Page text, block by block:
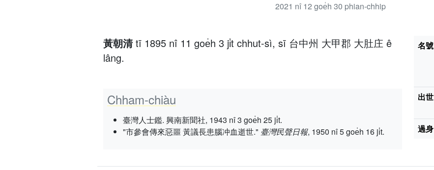
2021 nî 12 goe̍h 30 phian-chhip
黃朝清tī 1895 nî 11 goe̍h 3 ji̍t chhut-sì, sī 台中州 大甲郡 大肚庄 ê
lâng.
Chham-chiàu
臺灣人士鑑. 興南新聞社, 1943 nî 3 goe̍h 25 ji̍t.
"市參會傳來惡噩 黃議長患腦冲血逝世." 臺灣民聲日報, 1950 nî 5 goe̍h 16 ji̍t.
名號
出世
過身